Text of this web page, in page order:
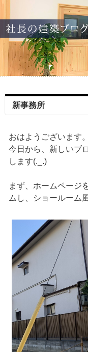
新事務所
おはようございます。
今日から、新しいブ
します(._.)
まず、ホームページ
ムし、ショールーム